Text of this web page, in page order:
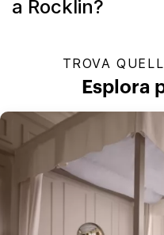
a Rocklin?
TROVA
Esplora